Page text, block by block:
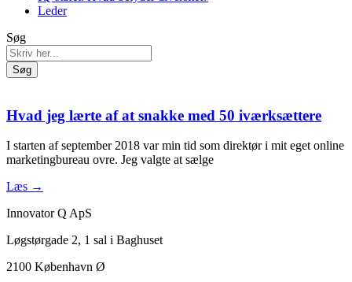
Leder
Søg
Søg
Hvad jeg lærte af at snakke med 50 iværksættere
I starten af september 2018 var min tid som direktør i mit eget online
marketingbureau ovre. Jeg valgte at sælge
Læs →
Innovator Q ApS
Løgstørgade 2, 1 sal i Baghuset
2100 København Ø